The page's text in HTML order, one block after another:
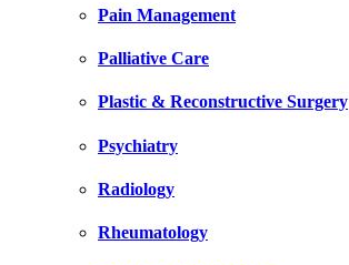
Pain Management
Palliative Care
Plastic & Reconstructive Surgery
Psychiatry
Radiology
Rheumatology